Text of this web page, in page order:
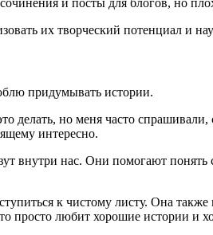
и посты для блогов, но
их творческий потенциал и
придумывать истории.
делать, но меня часто
интересно.
внутри нас. Они помогают
к чистому листу. Она
просто любит хорошие истории и